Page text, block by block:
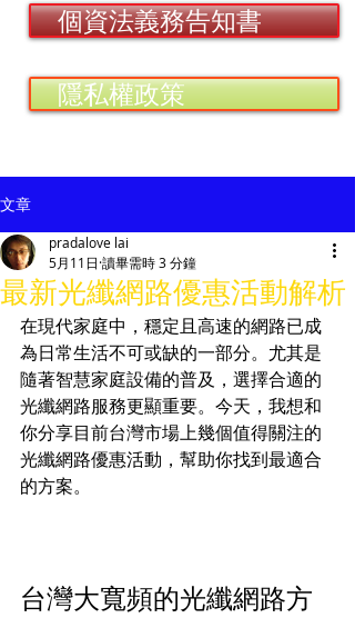
個資法義務告知書
隱私權政策
文章
最新光纖網路優惠活動解析
pradalove lai
5月11日 讀畢需時 3 分鐘
在現代家庭中，穩定且高速的網路已成
為日常生活不可或缺的一部分。尤其是
隨著智慧家庭設備的普及，選擇合適的
光纖網路服務更顯重要。今天，我想和
你分享目前台灣市場上幾個值得關注的
光纖網路優惠活動，幫助你找到最適合
的方案。
台灣大寬頻的光纖網路方